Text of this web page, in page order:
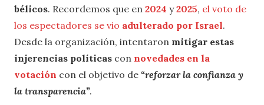
bélicos. Recordemos que en 2024 y2025, el voto de
los espectadores se vio adulterado por Israel.
Desde la organización, intentaron mitigar estas
injerencias políticas con novedades en la
votación con el objetivo de “reforzar la confianza y
la transparencia”.